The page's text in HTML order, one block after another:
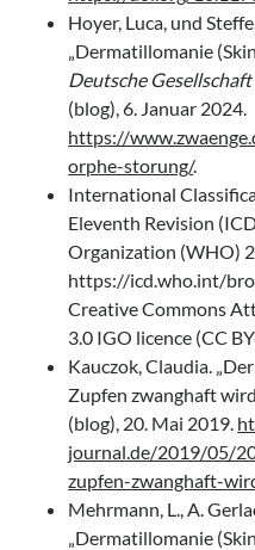
Hoyer, Luca, und
„Dermatillomanie
Deutsche
(blog), 6. Januar 2024.
https://
orphe-storung/.
International
Eleventh Revision
Organization (WHO)
https://icd.who.int/
Creative Commons
3.0 IGO licence (CC
Kauczok, Claudia.
Zupfen zwanghaft
(blog), 20. Mai 2019.
journal.de/2019/05/
zupfen-zwanghaft-
Mehrmann, L., A.
„Dermatillomanie